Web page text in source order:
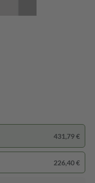
431,79 €
226,40 €